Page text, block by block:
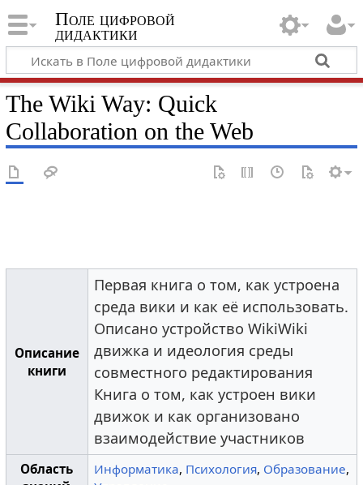
Поле цифровой
дидактики
The Wiki Way: Quick
Collaboration on the Web
Описание
книги
Первая книга о том, как устроена
среда вики и как её использовать.
Описано устройство WikiWiki
движка и идеология среды
совместного редактирования
Книга о том, как устроен вики
движок и как организовано
взаимодействие участников
Область
Информатика, Психология, Образование,